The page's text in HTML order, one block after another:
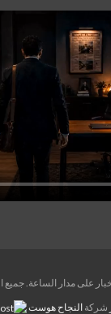
شركة النجاح هوست